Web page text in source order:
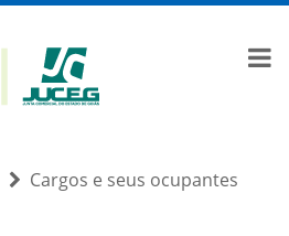
Cargos e seus ocupantes